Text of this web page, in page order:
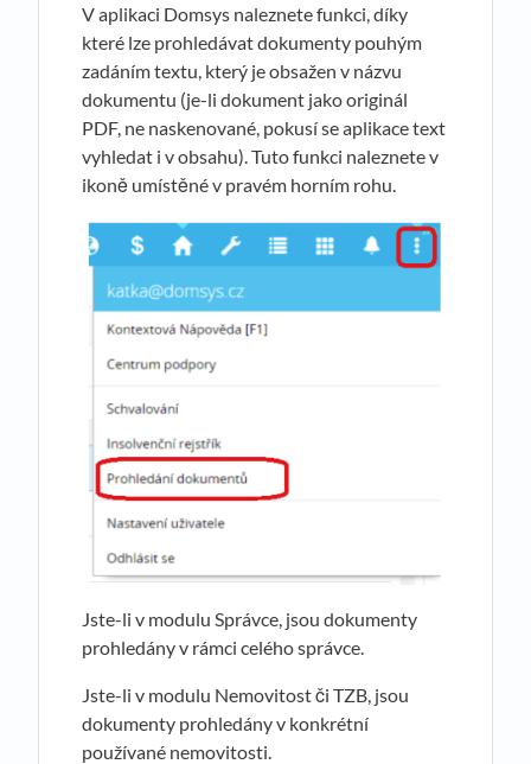
V aplikaci Domsys naleznete funkci, díky
které lze prohledávat dokumenty pouhým
zadáním textu, který je obsažen v názvu
dokumentu (je-li dokument jako originál
PDF, ne naskenované, pokusí se aplikace text
vyhledat i v obsahu). Tuto funkci naleznete v
ikoně umístěné v pravém horním rohu.
Jste-li v modulu Správce, jsou dokumenty
prohledány v rámci celého správce.
Jste-li v modulu Nemovitost či TZB, jsou
dokumenty prohledány v konkrétní
používané nemovitosti.